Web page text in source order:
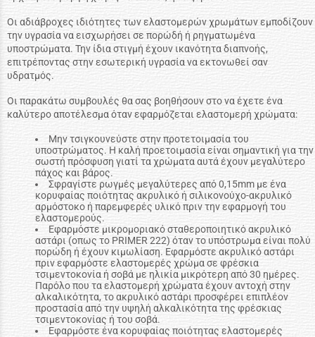
Οι αδιάβροχες ιδιότητες των ελαστομερών χρωμάτων εμποδίζουν
την υγρασία να εισχωρήσει σε πορώδή ή ρηγματωμένα
υποστρώματα. Την ίδια στιγμή έχουν ικανότητα διαπνοής,
επιτρέποντας στην εσωτερική υγρασία να εκτονωθεί σαν
υδρατμός.
Οι παρακάτω συμβουλές θα σας βοηθήσουν στο να έχετε ένα
καλύτερο αποτέλεσμα όταν εφαρμόζεται ελαστομερή χρώματα:
Μην τσιγκουνεύστε στην προτετοιμασία του
υποστρώματος. Η καλή προετοιμασία είναι σημαντική για την
σωστή πρόσφυση γιατί τα χρώματα αυτά έχουν μεγαλύτερο
πάχος και βάρος.
Σφραγίστε ρωγμές μεγαλύτερες από 0,15mm με ένα
κορυφαίας ποιότητας ακρυλικό ή σιλικονούχο-ακρυλικό
αρμόστοκο ή παρεμφερές υλικό πριν την εφαρμογή του
ελαστομερούς.
Εφαρμόστε μικρομοριακό σταθεροποιητικό ακρυλικό
αστάρι (οπως το PRIMER 222) όταν το υπόστρωμα είναι πολύ
πορώδη ή έχουν κιμωλίαση. Εφαρμόστε ακρυλικό αστάρι
πριν εφαρμόστε ελαστομερές χρώμα σε φρέσκια
τσιμεντοκονία ή σοβά με ηλικία μικρότερη από 30 ημέρες.
Παρόλο που τα ελαστομερή χρώματα έχουν αντοχή στην
αλκαλικότητα, το ακρυλικό αστάρι προσφέρει επιπλέον
προστασία από την υψηλή αλκαλικότητα της φρέσκιας
τσιμεντοκονίας ή του σοβά.
Εφαρμόστε ένα κορυφαίας ποιότητας ελαστομερές